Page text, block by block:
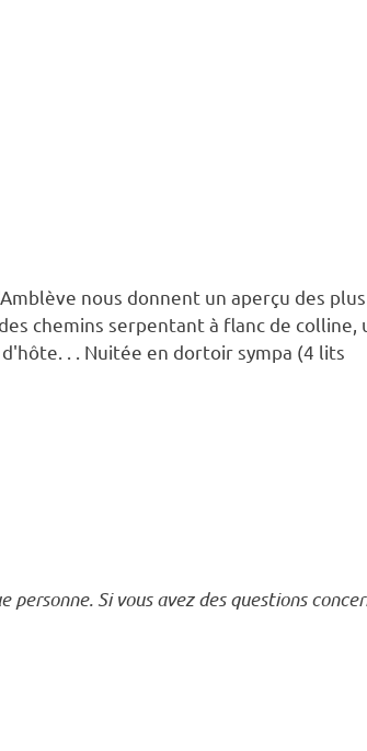
nous donnent un aperçu des
chemins serpentant à flanc de colline,
. . Nuitée en dortoir sympa (4 lits
Si vous avez des questions